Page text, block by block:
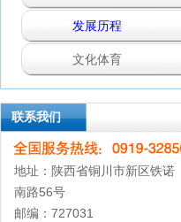
发展历程
文化体育
联系我们
地址：陕西省铜川市新区铁诺
南路56号
邮编：727031